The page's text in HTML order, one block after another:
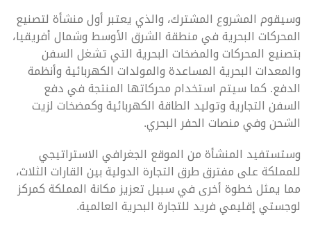
وسيقوم المشروع المشترك، والذي يعتبر أول منشأة لتصنيع
المحركات البحرية في منطقة الشرق الأوسط وشمال أفريقيا،
بتصنيع المحركات والمضخات البحرية التي تشغل السفن
والمعدات البحرية المساعدة والمولدات الكهربائية وأنظمة
الدفع. كما سيتم استخدام محركاتها المنتجة في دفع
السفن التجارية وتوليد الطاقة الكهربائية وكمضخات لزيت
الشحن وفي منصات الحفر البحري.
وستستفيد المنشأة من الموقع الجغرافي الاستراتيجي
للمملكة على مفترق طرق التجارة الدولية بين القارات الثلاث،
مما يمثل خطوة أخرى في سبيل تعزيز مكانة المملكة كمركز
لوجستي إقليمي فريد للتجارة البحرية العالمية.